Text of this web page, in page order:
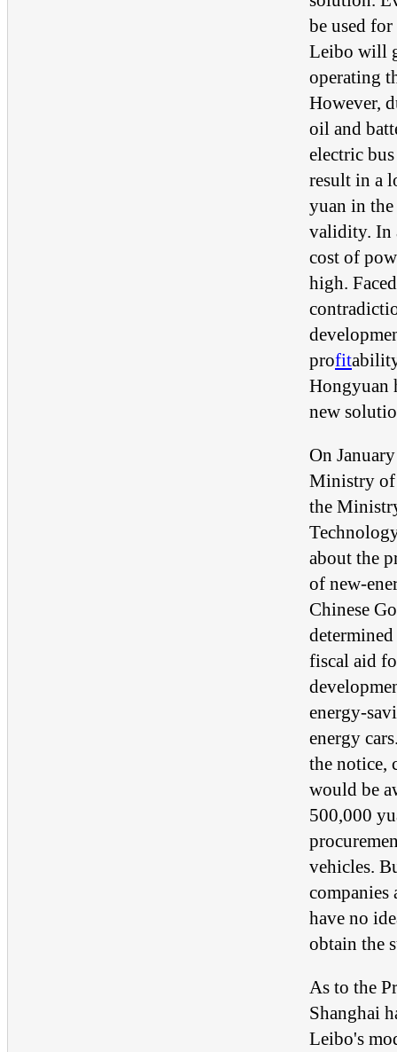
be used
Leibo will
operating
However,
oil and
electric
result in a
yuan in
validity. In
cost of
high.
profit
Hongyuan
new
On
Ministry of
the
about the
of new-
Chinese
fiscal aid
energy-
energy
the notice,
would be
500,000
vehicles.
companies
have no
obtain the
As to the
Shanghai
Leibo's